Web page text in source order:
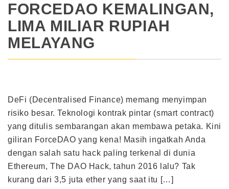
FORCEDAO KEMALINGAN,
LIMA MILIAR RUPIAH
MELAYANG
DeFi (Decentralised Finance) memang menyimpan
risiko besar. Teknologi kontrak pintar (smart contract)
yang ditulis sembarangan akan membawa petaka. Kini
giliran ForceDAO yang kena! Masih ingatkah Anda
dengan salah satu hack paling terkenal di dunia
Ethereum, The DAO Hack, tahun 2016 lalu? Tak
kurang dari 3,5 juta ether yang saat itu […]